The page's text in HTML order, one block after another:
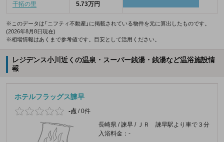
干拓の里 5.73万円
※このデータは「ニフティ不動産」に掲載されている物件を元に算出したものです。
(2026年8月8日現在)
※相場情報はあくまで参考値です。目安として活用ください。
レジデンス小川近くの温泉・スーパー銭湯・銭湯など温浴施設情
報
ホテルフラッグス諫早
-点 /0件
長崎県 / 諫早 / ＪＲ 諫早駅より車で３分
入浴料金：-